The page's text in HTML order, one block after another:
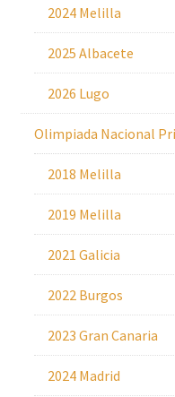
2024 Melilla
2025 Albacete
2026 Lugo
Olimpiada Nacional
2018 Melilla
2019 Melilla
2021 Galicia
2022 Burgos
2023 Gran Canaria
2024 Madrid